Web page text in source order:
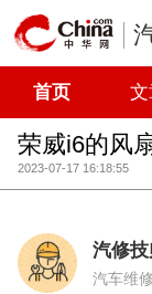
首页
荣威i6的风
2023-07-17 16:18:55
汽修技
汽车维